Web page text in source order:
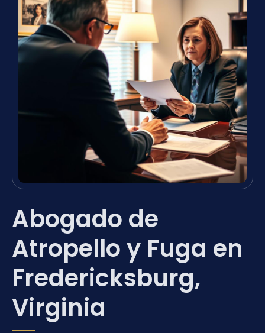
Abogado de
Atropello y Fuga en
Fredericksburg,
Virginia